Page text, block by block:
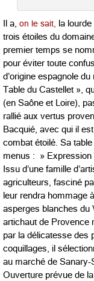
Il a, on le sait, la
trois étoiles du
premier temps se
pour éviter toute
d’origine espagnole
Table du Castellet »,
(en Saône et Loire),
rallié aux vertus
Bacquié, avec qui il
combat étoilé. Sa
menus : »
Issu d’une famille
agriculteurs, fasciné
leur rendra hommage
asperges blanches du
artichaut de Provence
par la délicatesse des
coquillages, il
au marché de
Ouverture prévue de